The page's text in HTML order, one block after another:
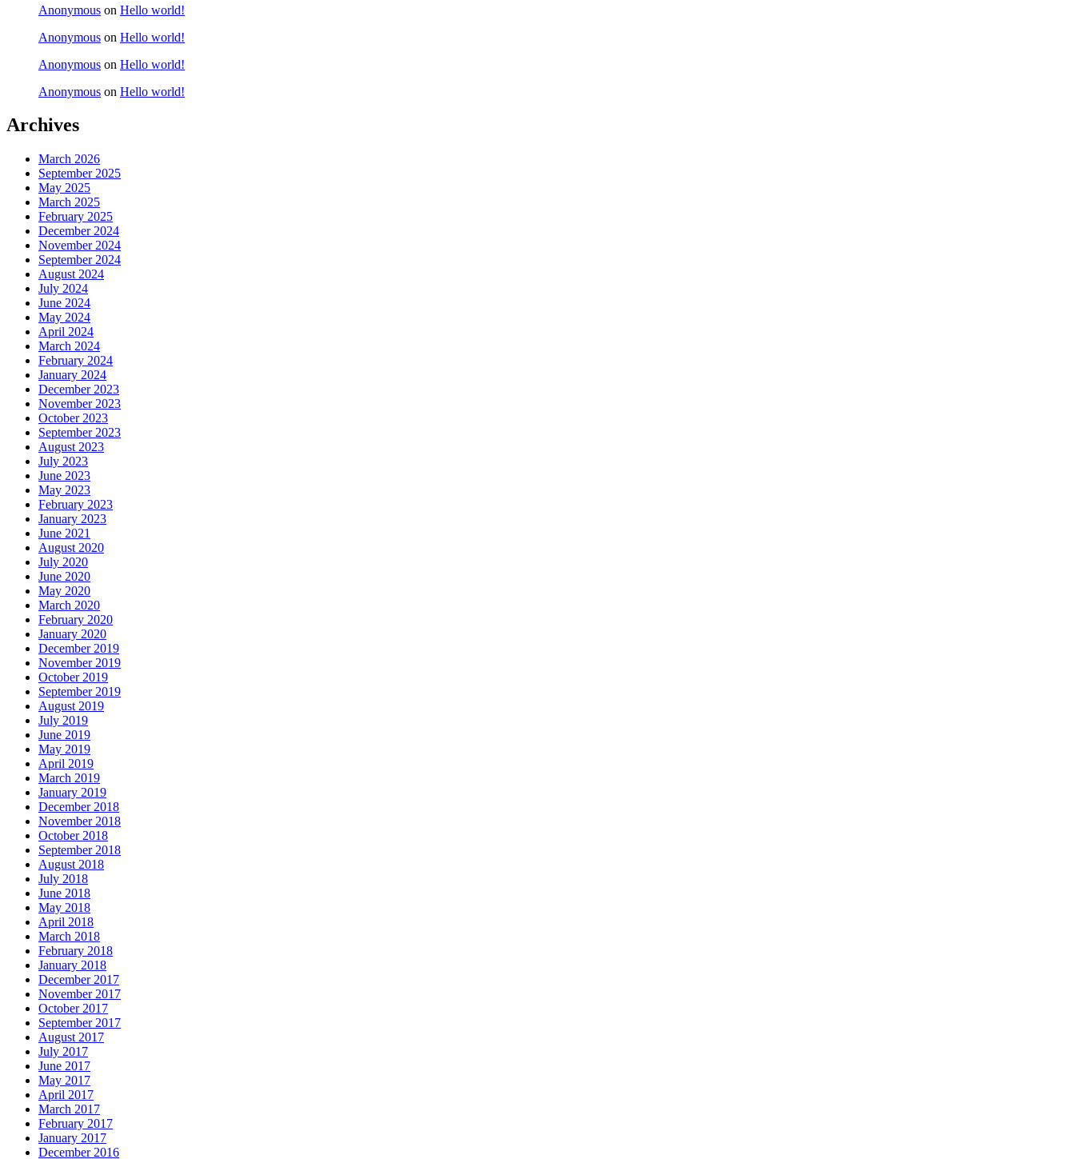
Anonymous on Hello world!
Anonymous on Hello world!
Anonymous on Hello world!
Anonymous on Hello world!
Archives
March 2026
September 2025
May 2025
March 2025
February 2025
December 2024
November 2024
September 2024
August 2024
July 2024
June 2024
May 2024
April 2024
March 2024
February 2024
January 2024
December 2023
November 2023
October 2023
September 2023
August 2023
July 2023
June 2023
May 2023
February 2023
January 2023
June 2021
August 2020
July 2020
June 2020
May 2020
March 2020
February 2020
January 2020
December 2019
November 2019
October 2019
September 2019
August 2019
July 2019
June 2019
May 2019
April 2019
March 2019
January 2019
December 2018
November 2018
October 2018
September 2018
August 2018
July 2018
June 2018
May 2018
April 2018
March 2018
February 2018
January 2018
December 2017
November 2017
October 2017
September 2017
August 2017
July 2017
June 2017
May 2017
April 2017
March 2017
February 2017
January 2017
December 2016